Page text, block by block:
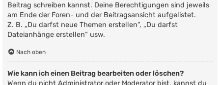
Beitrag schreiben kannst. Deine Berechtigungen sind jeweils
am Ende der Foren- und der Beitragsansicht aufgelistet.
Z. B. „Du darfst neue Themen erstellen“, „Du darfst
Dateianhänge erstellen“ usw.
Nach oben
Wie kann ich einen Beitrag bearbeiten oder löschen?